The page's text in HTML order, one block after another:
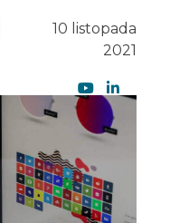
10 listopada
2021